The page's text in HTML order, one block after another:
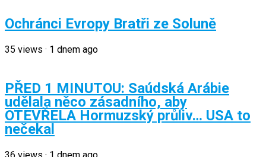
Ochránci Evropy Bratři ze Soluně
35 views · 1 dnem ago
PŘED 1 MINUTOU: Saúdská Arábie
udělala něco zásadního, aby
OTEVŘELA Hormuzský průliv… USA to
nečekal
36 views · 1 dnem ago